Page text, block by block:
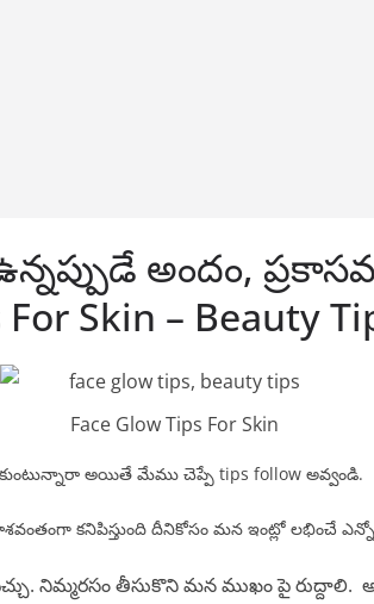
అందం,
Skin – Beauty
Face Glow Tips For Skin
అయితే మేము చెప్పే tips follow అవ్వండి.
కనిపిస్తుంది దీనికోసం మన ఇంట్లో లభించే
నిమ్మరసం తీసుకొని మన ముఖం పై